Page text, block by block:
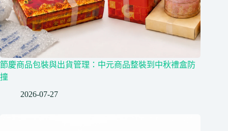
節慶商品包裝與出貨管理：中元商品整裝到中秋禮盒防
撞
2026-07-27